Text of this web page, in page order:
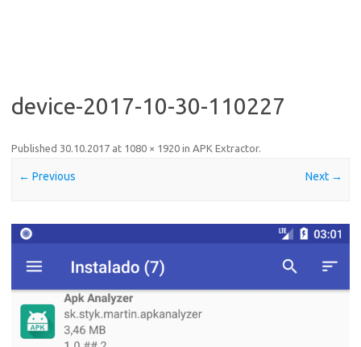
device-2017-10-30-110227
Published 30.10.2017 at 1080 × 1920 in APK Extractor.
← Previous Next →